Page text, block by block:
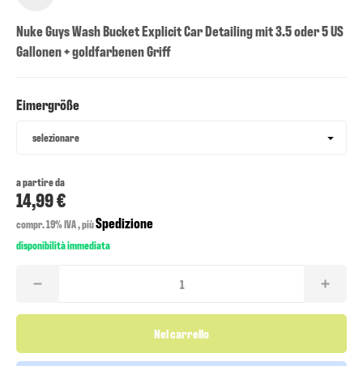
Nuke Guys Wash Bucket Explicit Car Detailing mit 3.5 oder 5 US
Gallonen + goldfarbenen Griff
Eimergröße
selezionare
a partire da
14,99 €
compr. 19% IVA , piùSpedizione
disponibilità immediata
Nel carrello